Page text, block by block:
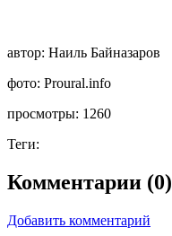
автор: Наиль Байназаров
фото: Proural.info
просмотры: 1260
Теги:
Комментарии (0)
Добавить комментарий